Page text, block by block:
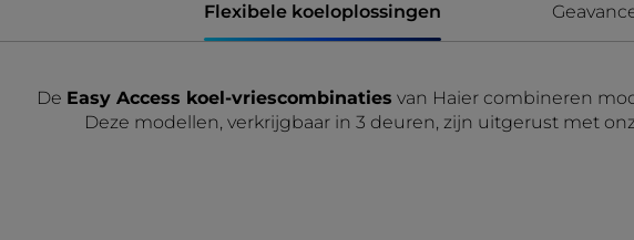
Flexibele koeloplossingen
De Easy Access koel-vriescombinaties van Haier combineren
Deze modellen, verkrijgbaar in 3 deuren, zijn uitgerust met